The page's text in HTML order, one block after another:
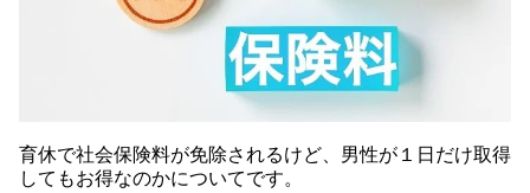
育休で社会保険料が免除されるけど、男性が１日だけ取得
してもお得なのかについてです。